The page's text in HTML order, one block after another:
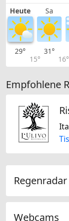
Heute Sa
29°
15°
31°
16°
Empfohlene
Webcams